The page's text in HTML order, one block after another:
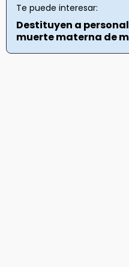
Te puede interesar:
Destituyen a
muerte materna de